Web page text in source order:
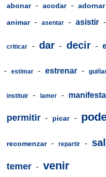
abonar - acodar - adornar
animar - asentar - asistir -
criticar - dar - decir -
- estimar - estrenar -
instituir - lamer -
permitir - picar -
recomenzar - repartir -
temer - venir